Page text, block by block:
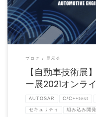
ブログ 展示会
【自動車技術展
ー展2021オンラ
AUTOSAR C/C++test
セキュリティ 組み込み開発